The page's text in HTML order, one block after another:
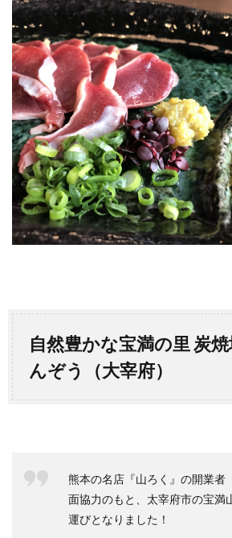
自然豊かな宝満の里 炭焼
んぞう（大宰府）
熊本の名店『山ろく』の開業者
面協力のもと、太宰府市の宝満
運びとなりました！